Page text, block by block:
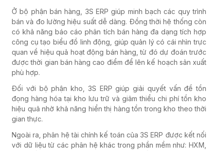
Ở bộ phận bán hàng, 3S ERP giúp minh bạch các quy trình
bán và đo lường hiệu suất dễ dàng. Đồng thời hệ thống còn
có khả năng báo cáo phân tích bán hàng đa dạng tích hợp
công cụ tạo biểu đồ linh động, giúp quản lý có cái nhìn trực
quan về hiệu quả hoạt động bán hàng, từ đó dự đoán trước
được thời gian bán hàng cao điểm để lên kế hoạch sản xuất
phù hợp.
Đối với bộ phận kho, 3S ERP giúp giải quyết vấn đề tồn
đọng hàng hóa tại kho lưu trữ và giảm thiểu chi phí tồn kho
hiệu quả nhờ khả năng hiển thị hàng tồn trong kho theo thời
gian thực.
Ngoài ra, phân hệ tài chính kế toán của 3S ERP được kết nối
với dữ liệu từ các phân hệ khác trong phần mềm như: HXM,